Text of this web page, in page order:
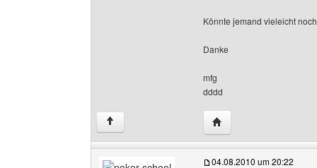
Könnte jemand vieleicht
Danke
mfg
dddd
↑ Website dieses
04.08.2010 um 20:22